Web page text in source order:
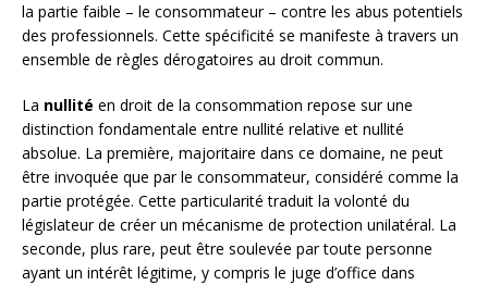
la partie faible – le consommateur – contre les abus potentiels
des professionnels. Cette spécificité se manifeste à travers un
ensemble de règles dérogatoires au droit commun.
La nullité en droit de la consommation repose sur une
distinction fondamentale entre nullité relative et nullité
absolue. La première, majoritaire dans ce domaine, ne peut
être invoquée que par le consommateur, considéré comme la
partie protégée. Cette particularité traduit la volonté du
législateur de créer un mécanisme de protection unilatéral. La
seconde, plus rare, peut être soulevée par toute personne
ayant un intérêt légitime, y compris le juge d’office dans